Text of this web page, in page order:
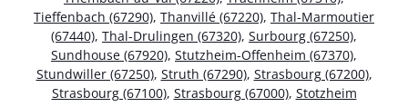
Tieffenbach (67290), Thanvillé (67220), Thal-Marmoutier
(67440), Thal-Drulingen (67320), Surbourg (67250),
Sundhouse (67920), Stutzheim-Offenheim (67370),
Stundwiller (67250), Struth (67290), Strasbourg (67200),
Strasbourg (67100), Strasbourg (67000), Stotzheim